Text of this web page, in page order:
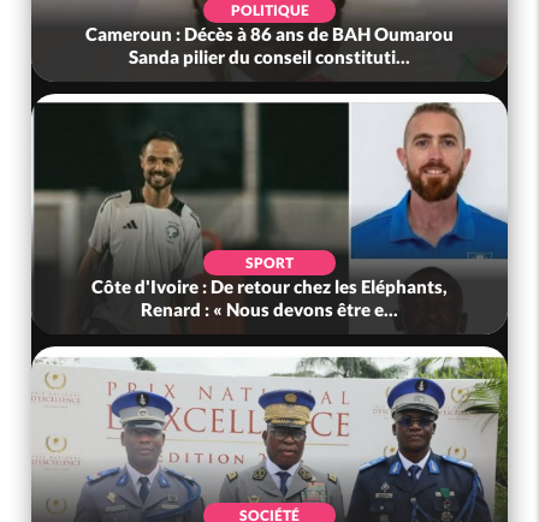
POLITIQUE
Cameroun : Décès à 86 ans de BAH Oumarou
Sanda pilier du conseil constituti...
SPORT
Côte d'Ivoire : De retour chez les Eléphants,
Renard : « Nous devons être e...
SOCIÉTÉ